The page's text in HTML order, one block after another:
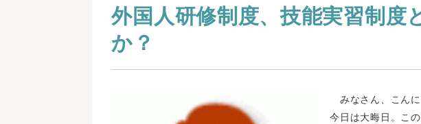
外国人研修制度、技能実習制度
か？
みなさん、こん
今日は大晦日。この